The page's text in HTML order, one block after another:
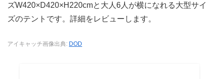
ズW420×D420×H220cmと大人6人が横になれる大型サイ
ズのテントです。詳細をレビューします。
アイキャッチ画像出典: DOD